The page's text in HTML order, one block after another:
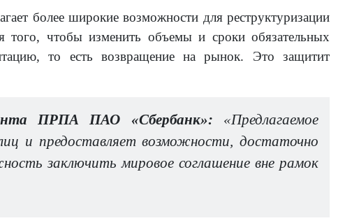
более широкие возможности для реструктуризации
чтобы изменить объемы и сроки обязательных
то есть возвращение на рынок. Это защитит
ПРПА ПАО «Сбербанк»: «Предлагаемое
и предоставляет возможности, достаточно
заключить мировое соглашение вне рамок